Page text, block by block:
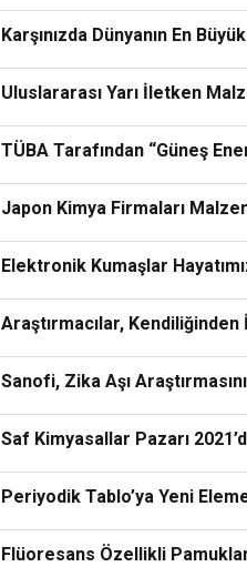
Karşınızda Dünyanın En
Uluslararası Yarı İletken
TÜBA Tarafından “Güneş
Japon Kimya Firmaları
Elektronik Kumaşlar
Araştırmacılar,
Sanofi, Zika Aşı
Saf Kimyasallar Pazarı
Periyodik Tablo’ya Yeni
Flüoresans Özellikli Pamuklar